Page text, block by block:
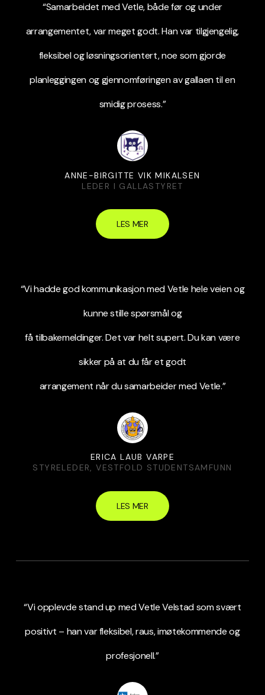
“Samarbeidet med Vetle, både før og under
arrangementet, var meget godt. Han var tilgjengelig,
fleksibel og løsningsorientert, noe som gjorde
planleggingen og gjennomføringen av gallaen til en
smidig prosess.”
ANNE-BIRGITTE VIK MIKALSEN
LEDER I GALLASTYRET
LES MER
“Vi hadde god kommunikasjon med Vetle hele veien og
kunne stille spørsmål og
få tilbakemeldinger. Det var helt supert. Du kan være
sikker på at du får et godt
arrangement når du samarbeider med Vetle.”
ERICA LAUB VARPE
STYRELEDER, VESTFOLD STUDENTSAMFUNN
LES MER
“Vi opplevde stand up med Vetle Velstad som svært
positivt – han var fleksibel, raus, imøtekommende og
profesjonell.”